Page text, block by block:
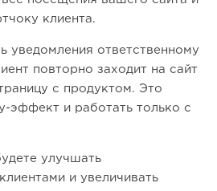
клиента.
уведомления ответственному
повторно заходит на сайт
с продуктом. Это
эффект и работать только с
улучшать
и увеличивать